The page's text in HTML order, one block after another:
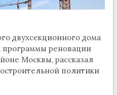
двухсекционного дома
программы реновации
Москвы, рассказал
политики